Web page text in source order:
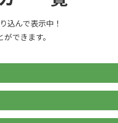
込んで表示中！
できます。